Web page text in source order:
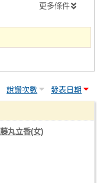
更多條件
說讚次數 發表日期
丸立香(女)